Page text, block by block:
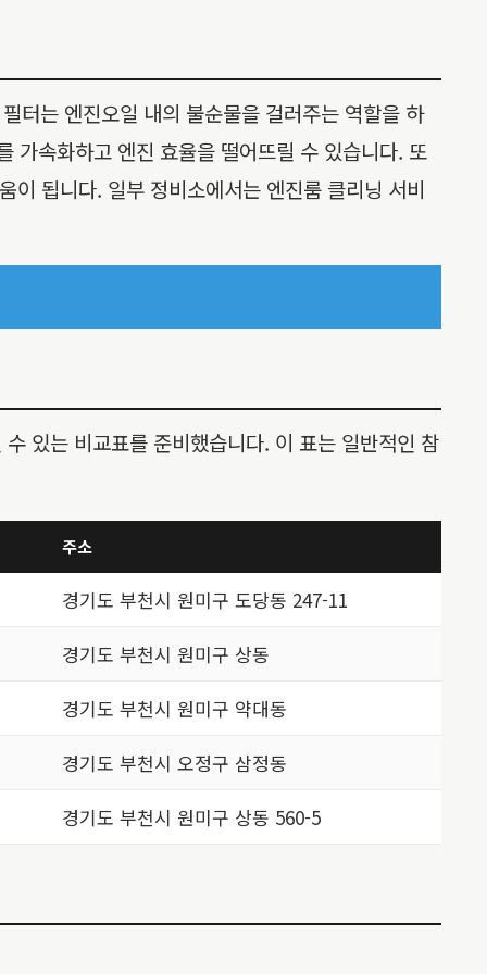
터는 엔진오일 내의 불순물을 걸러주는 역할을 하
가속화하고 엔진 효율을 떨어뜨릴 수 있습니다. 또
이 됩니다. 일부 정비소에서는 엔진룸 클리닝 서비
있는 비교표를 준비했습니다. 이 표는 일반적인 참
주소
경기도 부천시 원미구 도당동 247-11
경기도 부천시 원미구 상동
경기도 부천시 원미구 약대동
경기도 부천시 오정구 삼정동
경기도 부천시 원미구 상동 560-5